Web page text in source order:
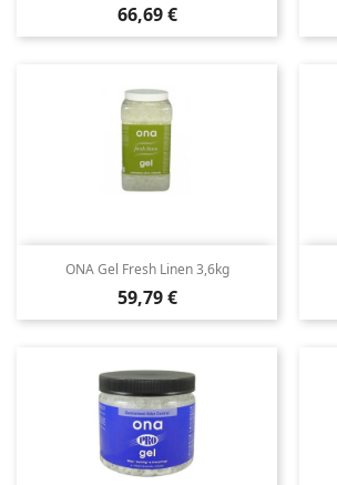
Cena
66,69 €
ONA Gel Fresh Linen 3,6kg
Cena
59,79 €